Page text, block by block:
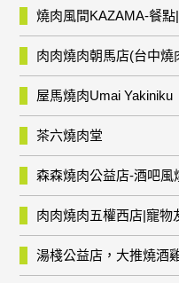
燒肉風間KAZAMA-餐
肉肉燒肉朝馬店(台中燒
屋馬燒肉Umai Yakiniku
茶六燒肉堂
森森燒肉公益店-酒吧風
肉肉燒肉五權西店|寵物
湯棧公益店，大推燒酒